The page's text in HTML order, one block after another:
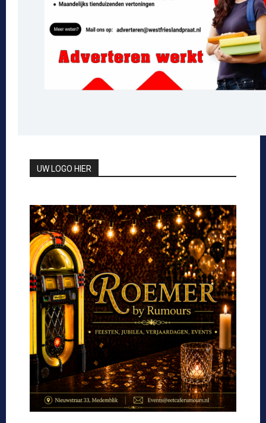
UW LOGO HIER